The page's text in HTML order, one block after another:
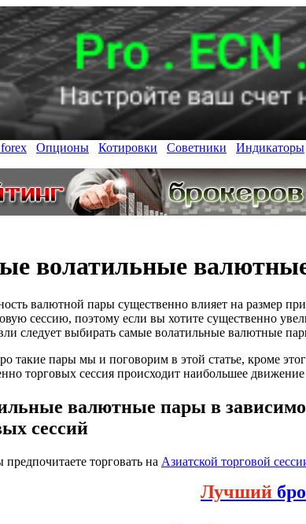
Опционы Котировки Советники Индикаторы
волатильные
валютной пары существенно влияет на размер
сессию, поэтому если вы хотите существенно
следует выбирать самые волатильные валютные
такие пары мы и поговорим в этой статье, кроме
торговых сессия происходит наибольшее
валютные пары в
сессий
торговать на Азиатской торговой
Лучший